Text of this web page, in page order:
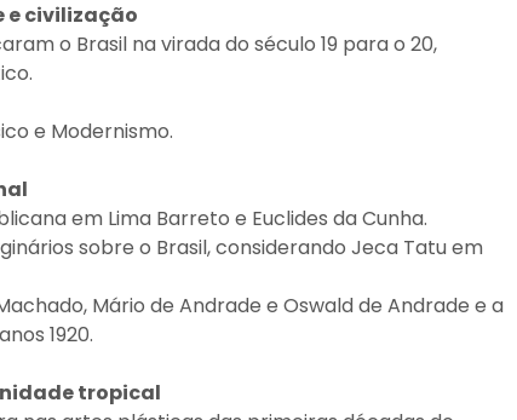
e civilização
o Brasil na virada do século 19 para o 20,
e Modernismo.
em Lima Barreto e Euclides da Cunha.
sobre o Brasil, considerando Jeca Tatu em
Mário de Andrade e Oswald de Andrade e a
1920.
tropical